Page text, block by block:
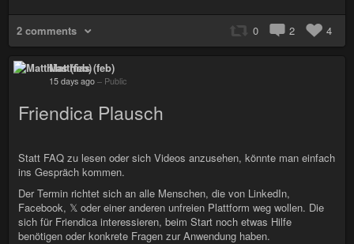
2 comments 0 2 4
Matthias (feb)
15 days ago – Public
Friendica Plausch
Statt FAQ zu lesen oder sich Videos anzusehen, könnte man einfach
ins Gespräch kommen.
Der Termin richtet sich an alle Menschen, die von LinkedIn,
Facebook, 𝕏 oder einer anderen unfreien Plattform weg wollen. Die
sich für Friendica interessieren, beim Start noch etwas Hilfe
benötigen oder konkrete Fragen zur Anwendung haben.